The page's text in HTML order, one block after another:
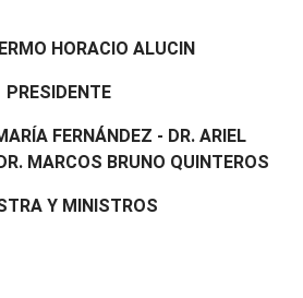
HORACIO ALUCIN
PRESIDENTE
FERNÁNDEZ - DR. ARIEL
MARCOS BRUNO QUINTEROS
Y MINISTROS